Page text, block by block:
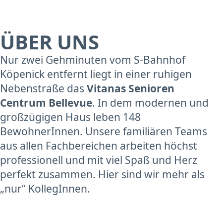
ÜBER UNS
Nur zwei Gehminuten vom S-Bahnhof
Köpenick entfernt liegt in einer ruhigen
Nebenstraße das Vitanas Senioren
Centrum Bellevue. In dem modernen und
großzügigen Haus leben 148
BewohnerInnen. Unsere familiären Teams
aus allen Fachbereichen arbeiten höchst
professionell und mit viel Spaß und Herz
perfekt zusammen. Hier sind wir mehr als
„nur“ KollegInnen.